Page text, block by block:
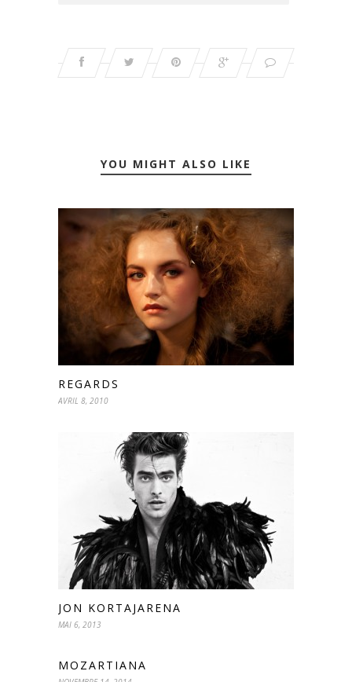
YOU MIGHT ALSO LIKE
REGARDS
AVRIL 8, 2010
JON KORTAJARENA
MAI 6, 2013
MOZARTIANA